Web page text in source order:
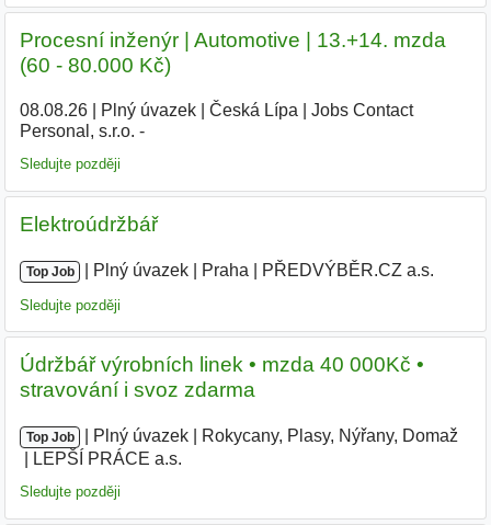
Procesní inženýr | Automotive | 13.+14. mzda
(60 - 80.000 Kč)
08.08.26| Plný úvazek| Česká Lípa
Jobs Contact
Personal, s.r.o. -
Sledujte později
Elektroúdržbář
Top Job Plný úvazek Praha PŘEDVÝBĚR.CZ a.s.
Sledujte později
Údržbář výrobních linek • mzda 40 000Kč •
stravování i svoz zdarma
Top Job Plný úvazek Rokycany, Plasy, Nýřany, Domaž
LEPŠÍ PRÁCE a.s.
Sledujte později